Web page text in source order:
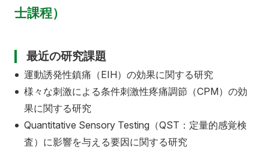
士課程）
最近の研究課題
運動誘発性鎮痛（EIH）の効果に関する研究
様々な刺激による条件刺激性疼痛調節（CPM）の効
果に関する研究
Quantitative Sensory Testing（QST ：定量的感覚検
査）に影響を与える要因に関する研究